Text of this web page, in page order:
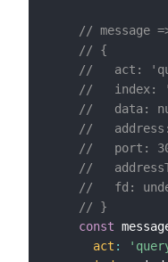
// message
// {
//   act:
//   index:
//   data:
//
//   port:
//
//   fd:
// }
const
act :